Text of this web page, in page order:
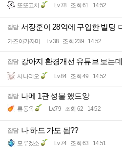
또또고치 Lv.78 조회 61 14:52
잡담 서장훈이 28억에 구입한 빌딩
가즈아가자미 Lv.38 조회 239 14:52
잡담 강아지 환경개선 유튜브 보는데
시나리오 Lv.84 조회 49 14:52
잡담 나메 1관 성불 했드앙
류동옥 Lv.79 조회 62 14:52
잡담 나 하드 가도 됨??
모루겠소 Lv.74 조회 63 14:51